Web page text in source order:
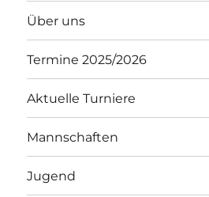
Über uns
Termine 2025/2026
Aktuelle Turniere
Mannschaften
Jugend